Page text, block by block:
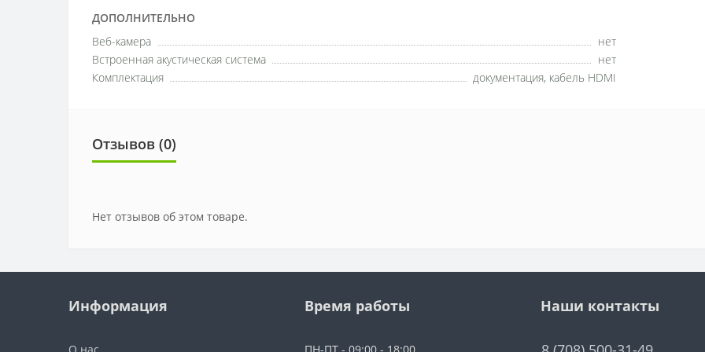
ДОПОЛНИТЕЛЬНО
Веб-камера
нет
Встроенная акустическая система
нет
Комплектация
документация, кабель HDMI
Отзывов (0)
Нет отзывов об этом товаре.
Информация
О нас
Время работы
ПН-ПТ - 09:00 - 18:00
Наши контакты